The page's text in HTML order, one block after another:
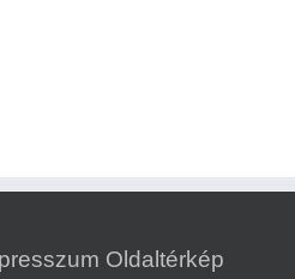
Oldaltérkép